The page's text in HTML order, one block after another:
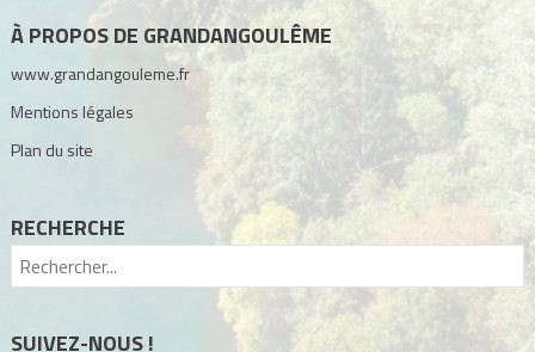
À PROPOS DE GRANDANGOULÊME
www.grandangouleme.fr
Mentions légales
Plan du site
RECHERCHE
SUIVEZ-NOUS !